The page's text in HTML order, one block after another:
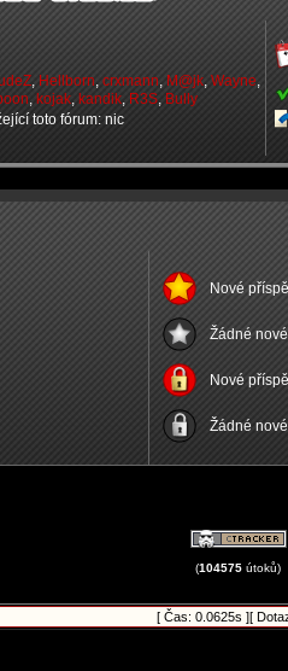
, Hellborn, crxmann, M@jk, Wayne,
, kojak, kandik, R3S, Bully
toto fórum: nic
Nové
Žádné
Nové
Žádné
(104575 útoků)
[ Čas: 0.0625s ][